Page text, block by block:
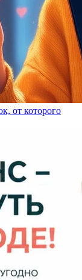
от которого